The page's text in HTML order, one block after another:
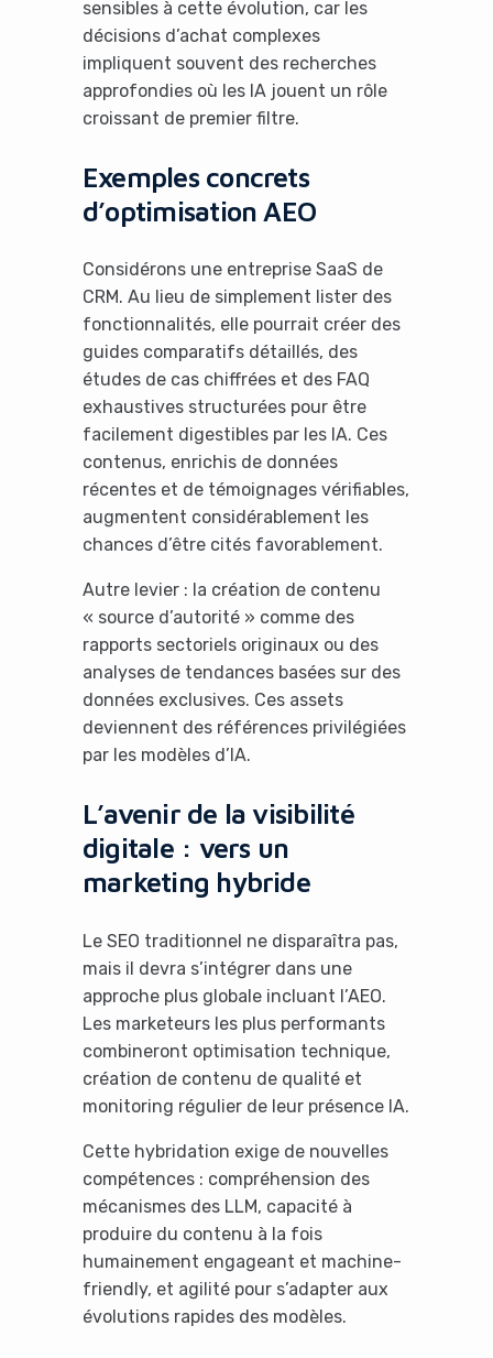
sensibles à cette évolution, car les
décisions d’achat complexes
impliquent souvent des recherches
approfondies où les IA jouent un rôle
croissant de premier filtre.
Exemples concrets
d’optimisation AEO
Considérons une entreprise SaaS de
CRM. Au lieu de simplement lister des
fonctionnalités, elle pourrait créer des
guides comparatifs détaillés, des
études de cas chiffrées et des FAQ
exhaustives structurées pour être
facilement digestibles par les IA. Ces
contenus, enrichis de données
récentes et de témoignages vérifiables,
augmentent considérablement les
chances d’être cités favorablement.
Autre levier : la création de contenu
« source d’autorité » comme des
rapports sectoriels originaux ou des
analyses de tendances basées sur des
données exclusives. Ces assets
deviennent des références privilégiées
par les modèles d’IA.
L’avenir de la visibilité
digitale : vers un
marketing hybride
Le SEO traditionnel ne disparaîtra pas,
mais il devra s’intégrer dans une
approche plus globale incluant l’AEO.
Les marketeurs les plus performants
combineront optimisation technique,
création de contenu de qualité et
monitoring régulier de leur présence IA.
Cette hybridation exige de nouvelles
compétences : compréhension des
mécanismes des LLM, capacité à
produire du contenu à la fois
humainement engageant et machine-
friendly, et agilité pour s’adapter aux
évolutions rapides des modèles.